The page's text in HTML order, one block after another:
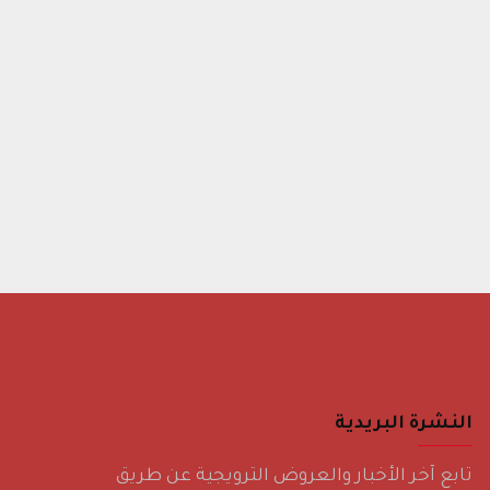
النشرة البريدية
تابع آخر الأخبار والعروض الترويجية عن طريق